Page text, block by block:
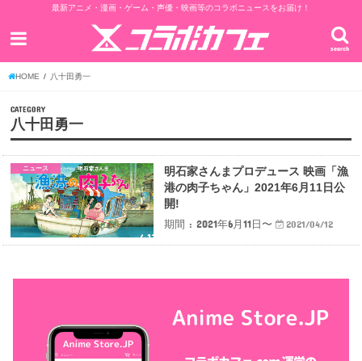
最新アニメ・漫画・ゲーム・声優・映画等のコラボニュースをお届け！
search
HOME 八十田勇一
CATEGORY
八十田勇一
ニュース
明石家さんまプロデュース 映画「漁
港の肉子ちゃん」2021年6月11日公
開!
期間 : 2021年6月11日〜
2021/04/12